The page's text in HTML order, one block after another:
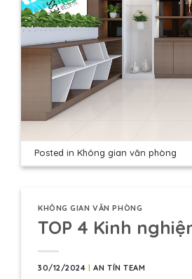
Posted inKhông gian văn phòng
KHÔNG GIAN VĂN PHÒNG
TOP 4 Kinh
30/12/2024 |AN TÍN TEAM